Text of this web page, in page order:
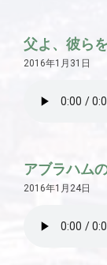
父よ、彼ら
2016年1月31日
アブラハム
2016年1月24日